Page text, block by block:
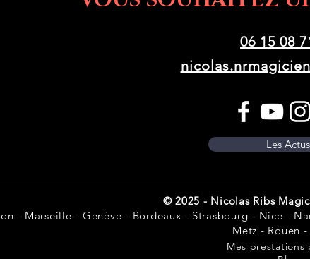
06 15 08
Les Actus
© 2025 - Nicolas Ribs
- Marseille - Genève - Bordeaux - Strasbourg - Nice -
Metz - Rouen -
Mes prestations